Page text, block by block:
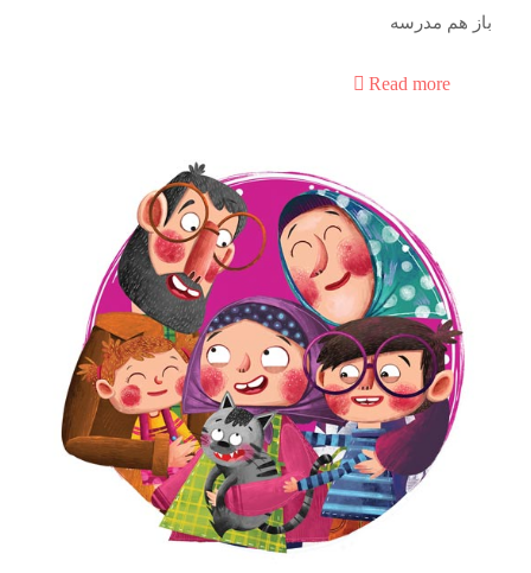
باز هم مدرسه
Read more